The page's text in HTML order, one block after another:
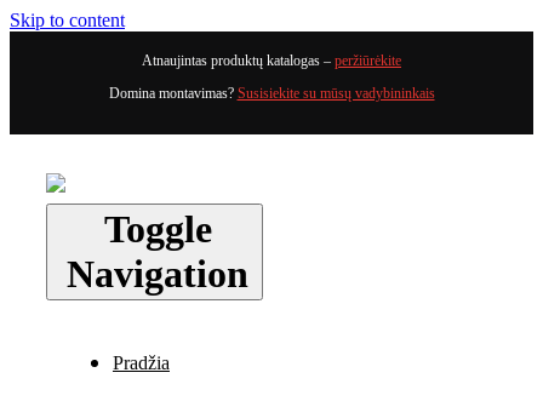
Skip to content
Atnaujintas produktų katalogas – peržiūrėkite
Domina montavimas? Susisiekite su mūsų vadybininkais
Toggle
Navigation
Pradžia